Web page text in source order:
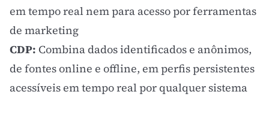
em tempo real nem para acesso por ferramentas
de marketing
CDP: Combina dados identificados e anônimos,
de fontes online e offline, em perfis persistentes
acessíveis em tempo real por qualquer sistema